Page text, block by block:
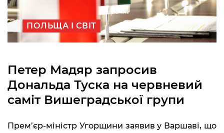
ПОЛЬЩА І СВІТ
Петер Мадяр запросив
Дональда Туска на червневий
саміт Вишеградської групи
Прем’єр-міністр Угорщини заявив у Варшаві, що